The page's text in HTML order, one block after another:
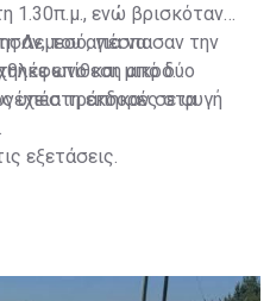
1.30π.μ., ενώ βρισκόταν
Λεμεσό, για να
επίθεση από δύο
του απέσπασαν την
και μικρό
τράπηκαν σε φυγή
υπέστη εκδορές στα
εξετάσεις.